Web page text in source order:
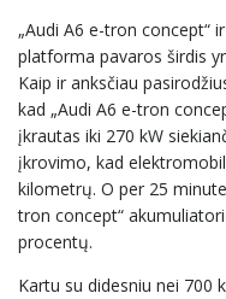
„Audi A6 e-tron concept“
platforma pavaros širdis
Kaip ir anksčiau
kad „Audi A6 e-tron
įkrautas iki 270 kW
įkrovimo, kad
kilometrų. O per 25
tron concept“
procentų.
Kartu su didesniu nei